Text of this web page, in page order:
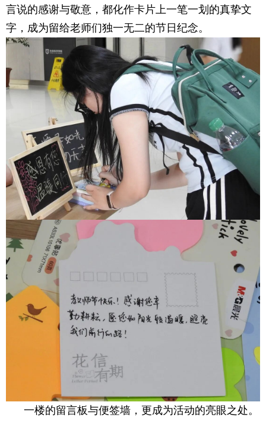
言说的感谢与敬意，都化作卡片上一笔一划的真挚文
字，成为留给老师们独一无二的节日纪念。
一楼的留言板与便签墙，更成为活动的亮眼之处。